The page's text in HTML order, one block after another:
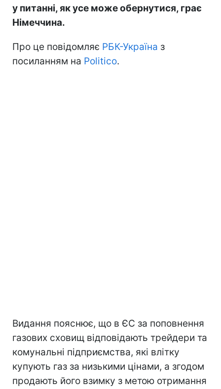
у питанні, як усе може обернутися, грає
Німеччина.
Про це повідомляє РБК-Україна з
посиланням на Politico.
Видання пояснює, що в ЄС за поповнення
газових сховищ відповідають трейдери та
комунальні підприємства, які влітку
купують газ за низькими цінами, а згодом
продають його взимку з метою отримання